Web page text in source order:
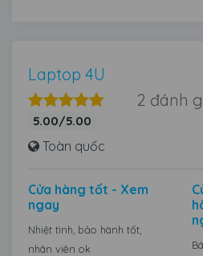
Laptop 4U
5.00/5.00
2 đánh
Toàn quốc
Cửa hàng tốt - Xem
ngay
Nhiệt tình, bảo hành tốt,
nhân viên ok